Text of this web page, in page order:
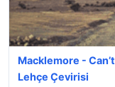
Macklemore -
Lehçe Çevirisi